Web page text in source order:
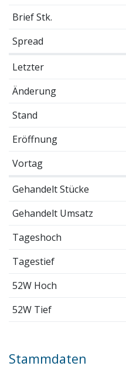
Brief Stk.
Spread
Letzter
Änderung
Stand
Eröffnung
Vortag
Gehandelt Stücke
Gehandelt Umsatz
Tageshoch
Tagestief
52W Hoch
52W Tief
Stammdaten